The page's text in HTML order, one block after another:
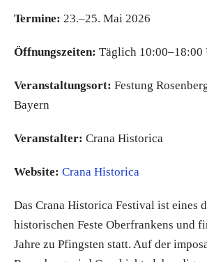
Termine: 23.–25. Mai 2026
Öffnungszeiten: Täglich 10:00–18:00
Veranstaltungsort: Festung
Bayern
Veranstalter: Crana Historica
Website: Crana Historica
Das Crana Historica Festival ist eines
historischen Feste Oberfrankens und
Jahre zu Pfingsten statt. Auf der